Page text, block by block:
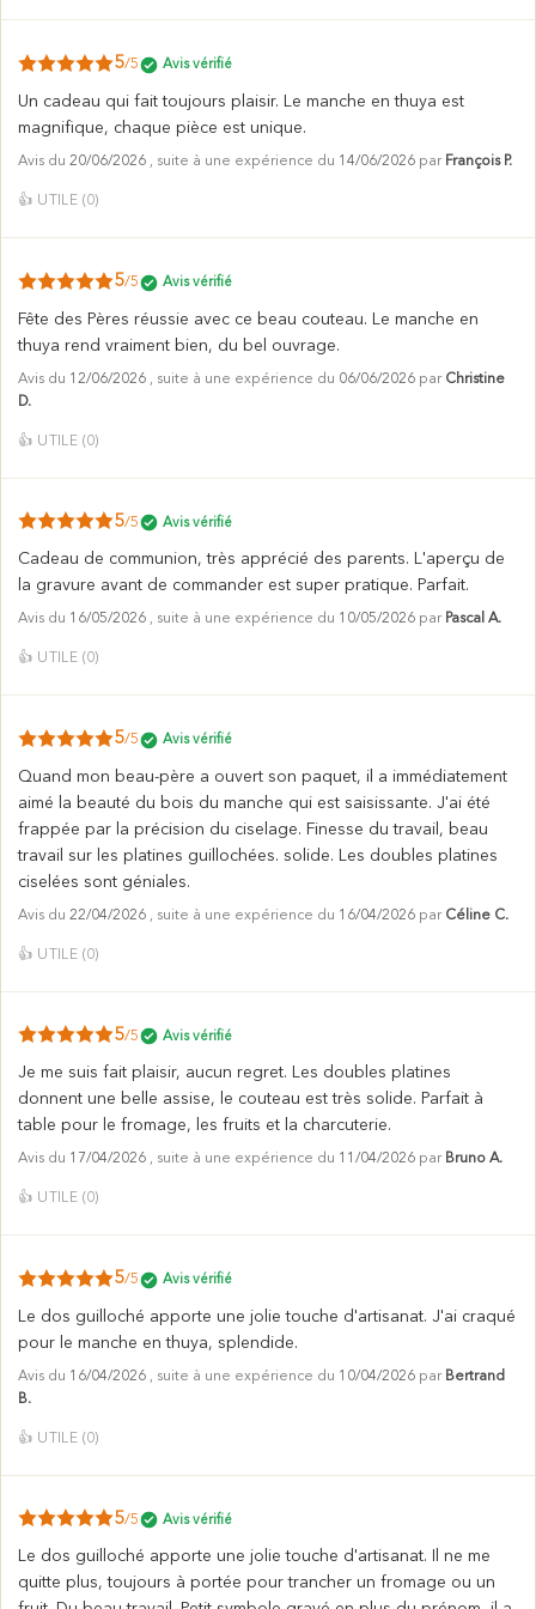
5/5 Avis vérifié
Un cadeau qui fait toujours plaisir. Le manche en thuya est
magnifique, chaque pièce est unique.
Avis du 20/06/2026 , suite à une expérience du 14/06/2026 par François P.
👍 UTILE (0)
5/5 Avis vérifié
Fête des Pères réussie avec ce beau couteau. Le manche en
thuya rend vraiment bien, du bel ouvrage.
Avis du 12/06/2026 , suite à une expérience du 06/06/2026 par Christine
D.
👍 UTILE (0)
5/5 Avis vérifié
Cadeau de communion, très apprécié des parents. L'aperçu de
la gravure avant de commander est super pratique. Parfait.
Avis du 16/05/2026 , suite à une expérience du 10/05/2026 par Pascal A.
👍 UTILE (0)
5/5 Avis vérifié
Quand mon beau-père a ouvert son paquet, il a immédiatement
aimé la beauté du bois du manche qui est saisissante. J'ai été
frappée par la précision du ciselage. Finesse du travail, beau
travail sur les platines guillochées. solide. Les doubles platines
ciselées sont géniales.
Avis du 22/04/2026 , suite à une expérience du 16/04/2026 par Céline C.
👍 UTILE (0)
5/5 Avis vérifié
Je me suis fait plaisir, aucun regret. Les doubles platines
donnent une belle assise, le couteau est très solide. Parfait à
table pour le fromage, les fruits et la charcuterie.
Avis du 17/04/2026 , suite à une expérience du 11/04/2026 par Bruno A.
👍 UTILE (0)
5/5 Avis vérifié
Le dos guilloché apporte une jolie touche d'artisanat. J'ai craqué
pour le manche en thuya, splendide.
Avis du 16/04/2026 , suite à une expérience du 10/04/2026 par Bertrand
B.
👍 UTILE (0)
5/5 Avis vérifié
Le dos guilloché apporte une jolie touche d'artisanat. Il ne me
quitte plus, toujours à portée pour trancher un fromage ou un